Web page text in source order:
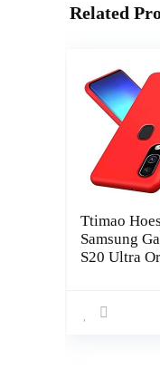
Related
Ttimao
Samsung
S20 Ultra